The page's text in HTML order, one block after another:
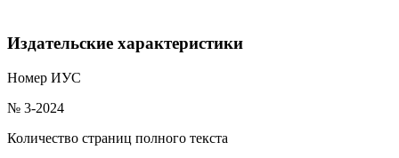
Издательские характеристики
Номер ИУС
№ 3-2024
Количество страниц полного текста